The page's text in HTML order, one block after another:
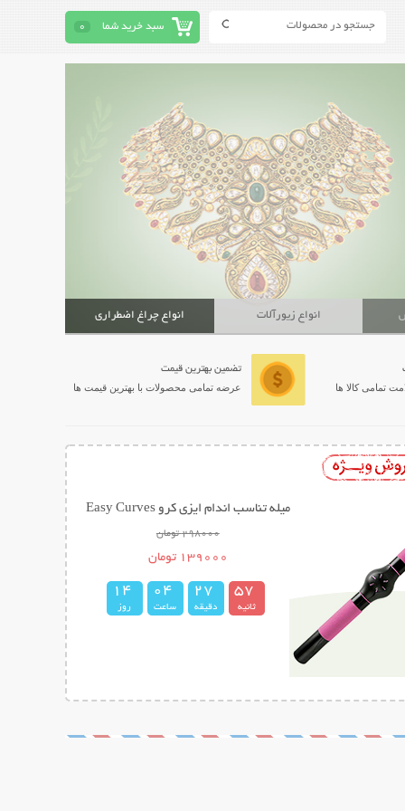
سبد خرید شما 0
انواع زیورآلات انواع چراغ اضطراری
تمامی کالا ها
تضمین بهترین قیمت
عرضه تمامی محصولات با بهترین قیمت ها
میله تناسب اندام ایزی کرو Easy Curves
298000 تومان
139000 تومان
56
7
ثانیه
27
دقیقه
0 4
ساعت
1 4
روز